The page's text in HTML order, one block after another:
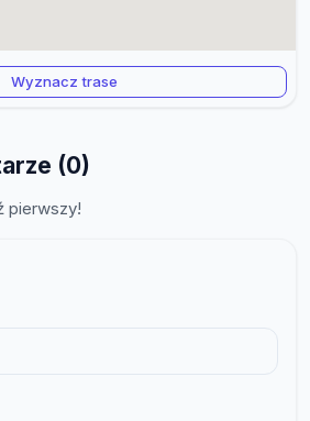
Wyznacz trase
(0)
pierwszy!